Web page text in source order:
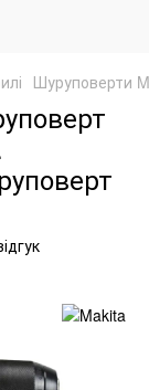
Шуруповерти